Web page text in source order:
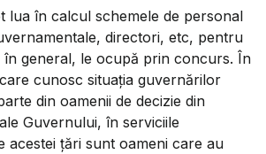
lua în calcul schemele de personal
directori, etc, pentru
în general, le ocupă prin concurs. În
cunosc situația guvernărilor
din oamenii de decizie din
Guvernului, în serviciile
acestei țări sunt oameni care au